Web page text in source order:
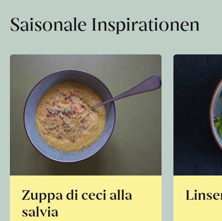
Saisonale Inspirationen
Zuppa di ceci alla
salvia